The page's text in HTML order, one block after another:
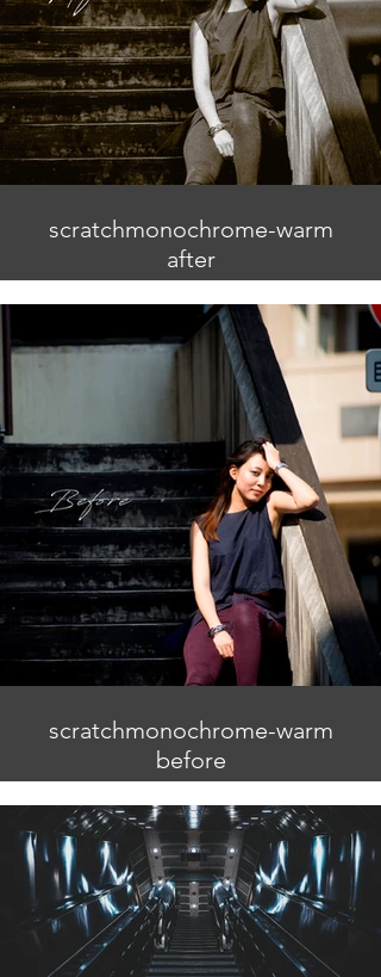
scratchmonochrome-warm
after
scratchmonochrome-warm
before